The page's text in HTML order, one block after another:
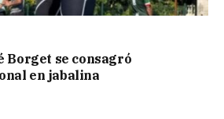
Borget se consagró
en jabalina